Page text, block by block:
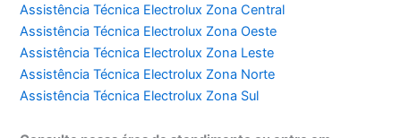
Assistência Técnica Electrolux Zona Central
Assistência Técnica Electrolux Zona Oeste
Assistência Técnica Electrolux Zona Leste
Assistência Técnica Electrolux Zona Norte
Assistência Técnica Electrolux Zona Sul